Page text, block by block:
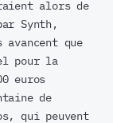
alors de
Synth,
que
pour la
euros
de
qui peuvent